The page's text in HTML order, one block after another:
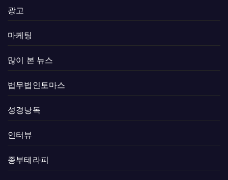
광고
마케팅
많이 본 뉴스
법무법인토마스
성경낭독
인터뷰
종부테라피